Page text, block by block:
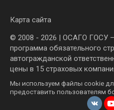
Карта сайта
© 2008 - 2026 | ОСАГО ГОСУ
программа обязательного
автогражданской
цены в 15 страховых
Мы используем файлы cookie
предоставить пользователям